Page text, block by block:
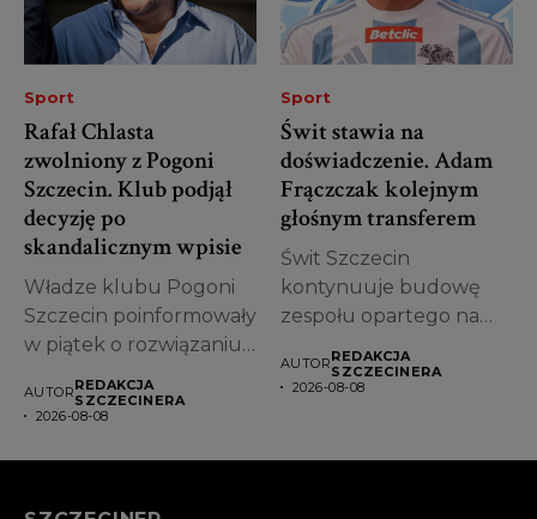
Sport
Rafał Chlasta
zwolniony z Pogoni
Szczecin. Klub podjął
decyzję po
skandalicznym wpisie
Władze klubu Pogoni
Szczecin poinformowały
w piątek o rozwiązaniu
AUTORREDAKCJA
SZCZECINERA
2026-08-08
Sport
Świt stawia na
doświadczenie. Adam
Frączczak kolejnym
głośnym transferem
Świt Szczecin
kontynuuje budowę
zespołu opartego na
piłkarzach. Po
AUTORREDAKCJA
SZCZECINERA
2026-08-08